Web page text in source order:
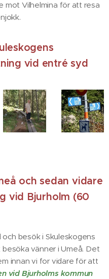
mot Vilhelmina för att resa
vid entré syd
och sedan vidare
vid Bjurholm (60
besök i Skuleskogens
vänner i Umeå. Det
innan vi for vidare för att
vid Bjurholms kommun